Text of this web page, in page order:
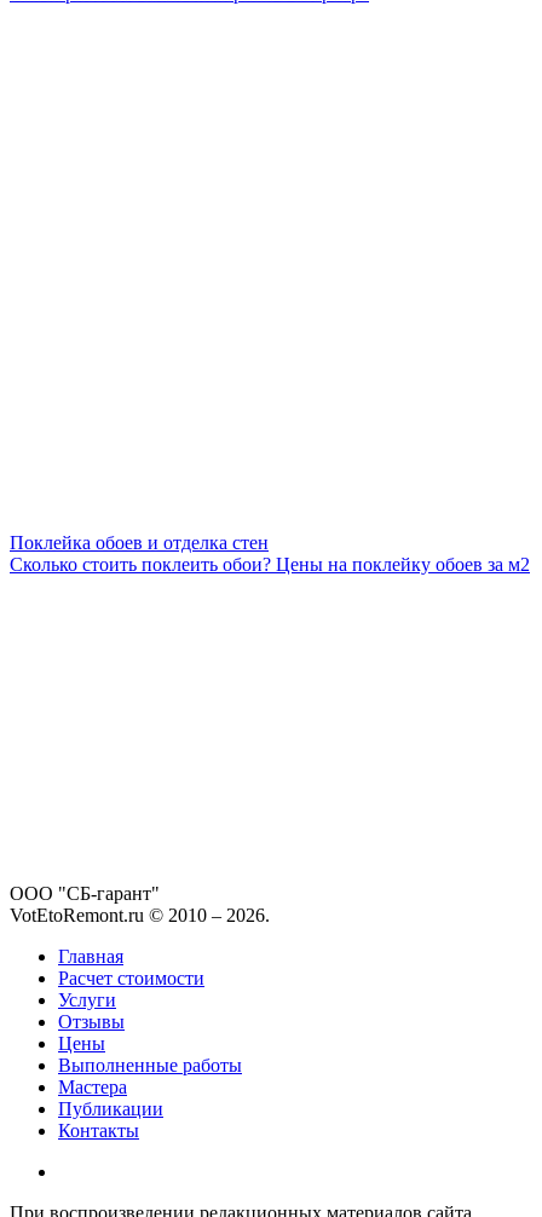
Поклейка обоев и отделка стен
Сколько стоить поклеить обои? Цены на поклейку обоев за м2
ООО "СБ-гарант"
VotEtoRemont.ru © 2010 – 2026.
Главная
Расчет стоимости
Услуги
Отзывы
Цены
Выполненные работы
Мастера
Публикации
Контакты